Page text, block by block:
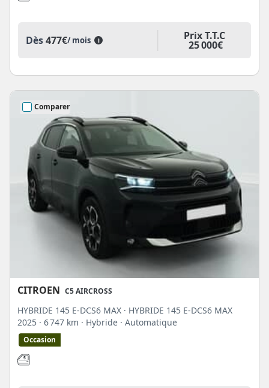
Dès477€/ mois i Prix T.T.C
25 000€
Comparer
CITROEN C5 AIRCROSS
HYBRIDE 145 E-DCS6 MAX · HYBRIDE 145 E-DCS6 MAX
2025 · 6 747 km · Hybride · Automatique
Occasion